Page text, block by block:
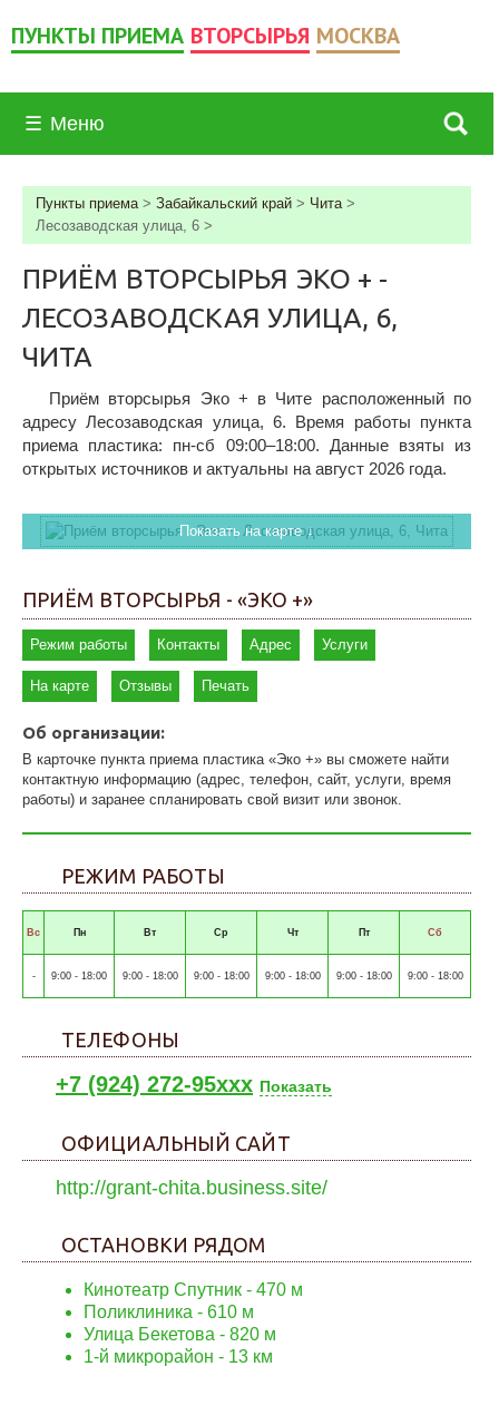
ПУНКТЫ ПРИЕМА ВТОРСЫРЬЯ МОСКВА
☰ Меню
Пункты приема> Забайкальский край > Чита>
Лесозаводская улица, 6 >
ПРИЁМ ВТОРСЫРЬЯ ЭКО + -
ЛЕСОЗАВОДСКАЯ УЛИЦА, 6,
ЧИТА
Приём вторсырья Эко + в Чите расположенный по
адресу Лесозаводская улица, 6. Время работы пункта
приема пластика: пн-сб 09:00–18:00. Данные взяты из
открытых источников и актуальны на август 2026 года.
Показать на карте ↓
ПРИЁМ ВТОРСЫРЬЯ - «ЭКО +»
Режим работы Контакты Адрес Услуги
На карте Отзывы Печать
Об организации:
В карточке пункта приема пластика «Эко +» вы сможете найти
контактную информацию (адрес, телефон, сайт, услуги, время
работы) и заранее спланировать свой визит или звонок.
РЕЖИМ РАБОТЫ
Вс Пн Вт Ср Чт Пт Сб
- 9:00 - 18:00 9:00 - 18:00 9:00 - 18:00 9:00 - 18:00 9:00 - 18:00 9:00 - 18:00
ТЕЛЕФОНЫ
+7 (924) 272-95xxx Показать
ОФИЦИАЛЬНЫЙ САЙТ
http://grant-chita.business.site/
ОСТАНОВКИ РЯДОМ
Кинотеатр Спутник - 470 м
Поликлиника - 610 м
Улица Бекетова - 820 м
1-й микрорайон - 13 км